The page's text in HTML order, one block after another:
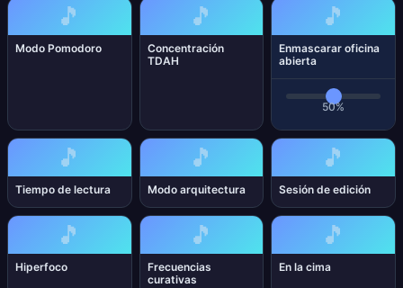
🎵
Modo Pomodoro
🎵
Concentración
TDAH
🎵
Enmascarar oficina
abierta
50%
🎵
Tiempo de lectura
🎵
Modo arquitectura
🎵
Sesión de edición
🎵
Hiperfoco
🎵
Frecuencias
curativas
🎵
En la cima